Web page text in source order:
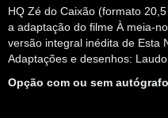
HQ Zé do Caixão (formato
a adaptação do filme À meia-
versão integral inédita de Esta
Adaptações e desenhos:
Opção com ou sem